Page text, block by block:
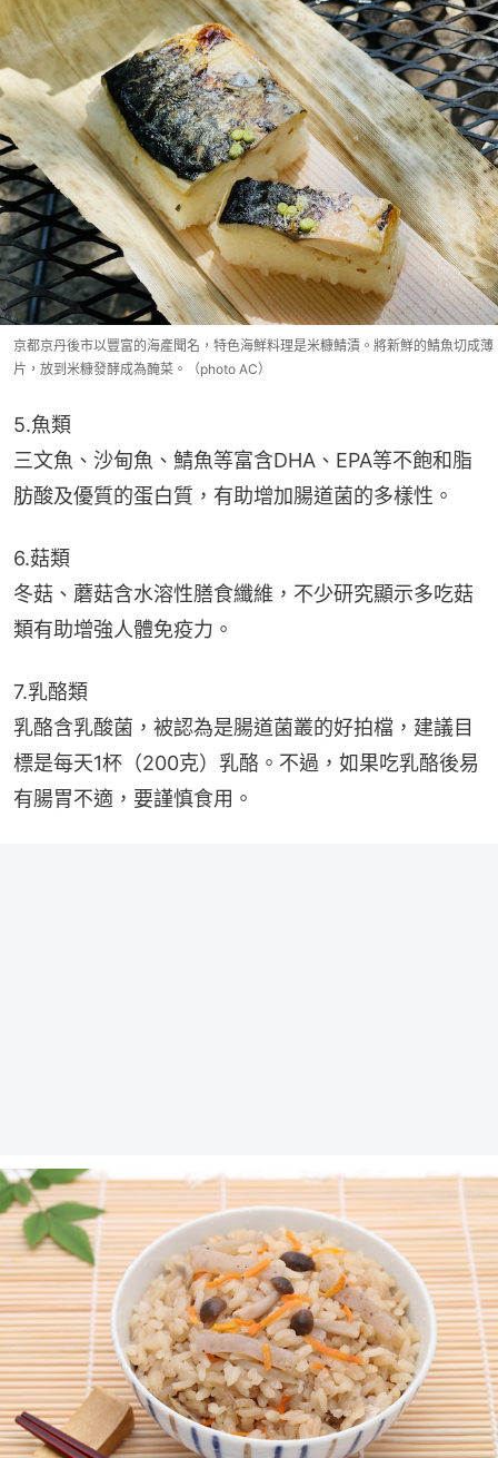
京都京丹後市以豐富的海產聞名，特色海鮮料理是米糠鯖漬。將新鮮的鯖魚切成薄
片，放到米糠發酵成為醃菜。（photo AC）
5.魚類
三文魚、沙甸魚、鯖魚等富含DHA、EPA等不飽和脂
肪酸及優質的蛋白質，有助增加腸道菌的多樣性。
6.菇類
冬菇、蘑菇含水溶性膳食纖維，不少研究顯示多吃菇
類有助增強人體免疫力。
7.乳酪類
乳酪含乳酸菌，被認為是腸道菌叢的好拍檔，建議目
標是每天1杯（200克）乳酪。不過，如果吃乳酪後易
有腸胃不適，要謹慎食用。